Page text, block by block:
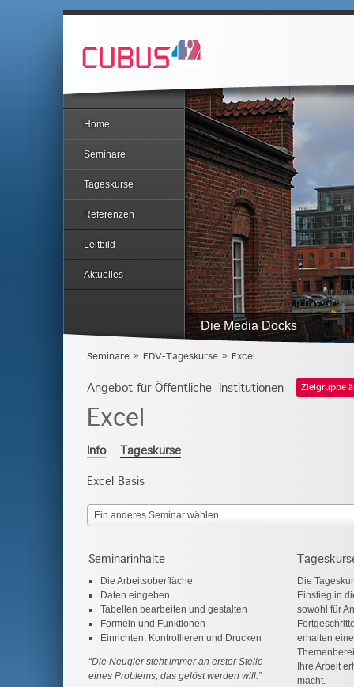
Die Media Docks
Home
Seminare
Tageskurse
Referenzen
Leitbild
Aktuelles
Seminare » EDV-Tageskurse » Excel
Angebot für Öffentliche Institutionen Zielgruppe
Excel
Info Tageskurse
Excel Basis
Ein anderes Seminar wählen
Seminarinhalte
Die Arbeitsoberfläche
Daten eingeben
Tabellen bearbeiten und gestalten
Formeln und Funktionen
Einrichten, Kontrollieren und Drucken
“Die Neugier steht immer an erster Stelle
eines Problems, das gelöst werden will.”
Die
Einstieg in
sowohl für
erhalten
Ihre Arbeit
macht.